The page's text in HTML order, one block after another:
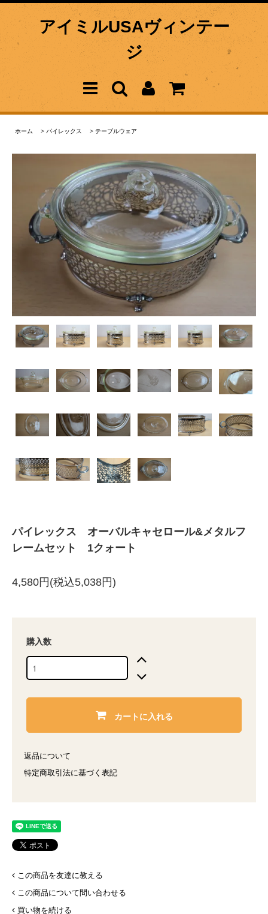
アイミルUSAヴィンテー
ジ
ホーム > パイレックス > テーブルウェア
パイレックス オーバルキャセロール&メタルフ
レームセット 1クォート
4,580円(税込5,038円)
購入数
カートに入れる
返品について
特定商取引法に基づく表記
この商品を友達に教える
この商品について問い合わせる
買い物を続ける